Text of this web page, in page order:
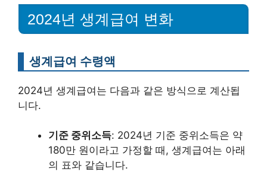
2024년 생계급여 변화
생계급여 수령액
2024년 생계급여는 다음과 같은 방식으로 계산됩
니다.
기준 중위소득: 2024년 기준 중위소득은 약
180만 원이라고 가정할 때, 생계급여는 아래
의 표와 같습니다.